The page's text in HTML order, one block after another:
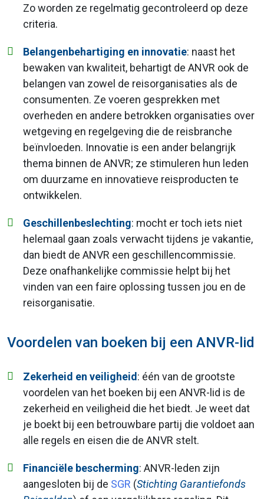
Zo worden ze regelmatig gecontroleerd op deze
criteria.
Belangenbehartiging en innovatie: naast het
bewaken van kwaliteit, behartigt de ANVR ook de
belangen van zowel de reisorganisaties als de
consumenten. Ze voeren gesprekken met
overheden en andere betrokken organisaties over
wetgeving en regelgeving die de reisbranche
beïnvloeden. Innovatie is een ander belangrijk
thema binnen de ANVR; ze stimuleren hun leden
om duurzame en innovatieve reisproducten te
ontwikkelen.
Geschillenbeslechting: mocht er toch iets niet
helemaal gaan zoals verwacht tijdens je vakantie,
dan biedt de ANVR een geschillencommissie.
Deze onafhankelijke commissie helpt bij het
vinden van een faire oplossing tussen jou en de
reisorganisatie.
Voordelen van boeken bij een ANVR-lid
Zekerheid en veiligheid : één van de grootste
voordelen van het boeken bij een ANVR-lid is de
zekerheid en veiligheid die het biedt. Je weet dat
je boekt bij een betrouwbare partij die voldoet aan
alle regels en eisen die de ANVR stelt.
Financiële bescherming: ANVR-leden zijn
aangesloten bij de SGR (Stichting Garantiefonds